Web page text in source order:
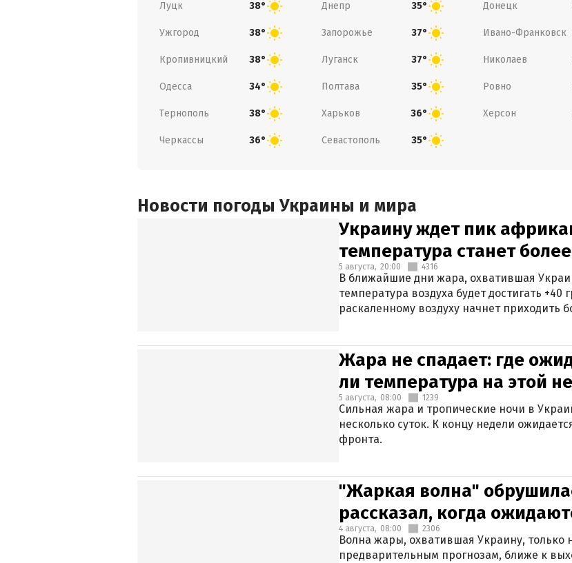
Луцк 38° Днепр 35° Донецк
Ужгород 38° Запорожье 37° Ивано-Франковск
Кропивницкий 38° Луганск 37° Николаев
Одесса 34° Полтава 35° Ровно
Тернополь 38° Харьков 36° Херсон
Черкассы 36° Севастополь 35°
Новости погоды Украины и мира
Украину ждет пик
температура станет
5 августа, 20:00 4316
В ближайшие дни жара, охватившая
температура воздуха будет достигать
раскаленному воздуху начнет приходить
Жара не спадает: где
ли температура на этой
5 августа, 08:00 1239
Сильная жара и тропические ночи в
несколько суток. К концу недели
фронта.
"Жаркая волна"
рассказал, когда
4 августа, 08:00 2306
Волна жары, охватившая Украину, только
предварительным прогнозам, ближе к